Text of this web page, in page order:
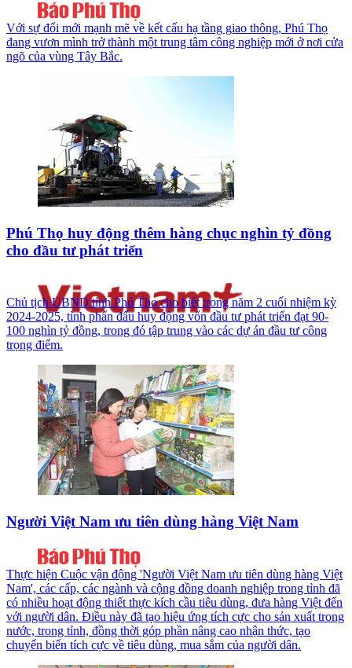
Với sự đổi mới mạnh mẽ về kết cấu hạ tầng giao thông, Phú Thọ
đang vươn mình trở thành một trung tâm công nghiệp mới ở nơi cửa
ngõ của vùng Tây Bắc.
Phú Thọ huy động thêm hàng chục nghìn tỷ đồng
cho đầu tư phát triển
Chủ tịch UBND tỉnh Phú Thọ cho biết trong năm 2 cuối nhiệm kỳ
2024-2025, tỉnh phấn đấu huy động vốn đầu tư phát triển đạt 90-
100 nghìn tỷ đồng, trong đó tập trung vào các dự án đầu tư công
trọng điểm.
Người Việt Nam ưu tiên dùng hàng Việt Nam
Thực hiện Cuộc vận động 'Người Việt Nam ưu tiên dùng hàng Việt
Nam', các cấp, các ngành và cộng đồng doanh nghiệp trong tỉnh đã
có nhiều hoạt động thiết thực kích cầu tiêu dùng, đưa hàng Việt đến
với người dân. Điều này đã tạo hiệu ứng tích cực cho sản xuất trong
nước, trong tỉnh, đồng thời góp phần nâng cao nhận thức, tạo
chuyển biến tích cực về tiêu dùng, mua sắm của người dân.